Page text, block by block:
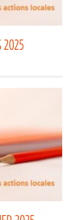
2025